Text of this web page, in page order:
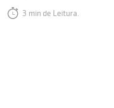
3 min de Leitura.